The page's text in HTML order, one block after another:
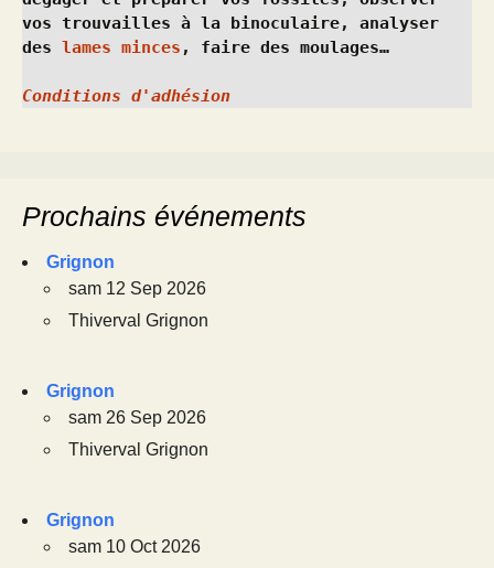
vos trouvailles à la binoculaire, analyser
des lames minces , faire des moulages…
Conditions d'adhésion
Prochains événements
Grignon
sam 12 Sep 2026
Thiverval Grignon
Grignon
sam 26 Sep 2026
Thiverval Grignon
Grignon
sam 10 Oct 2026